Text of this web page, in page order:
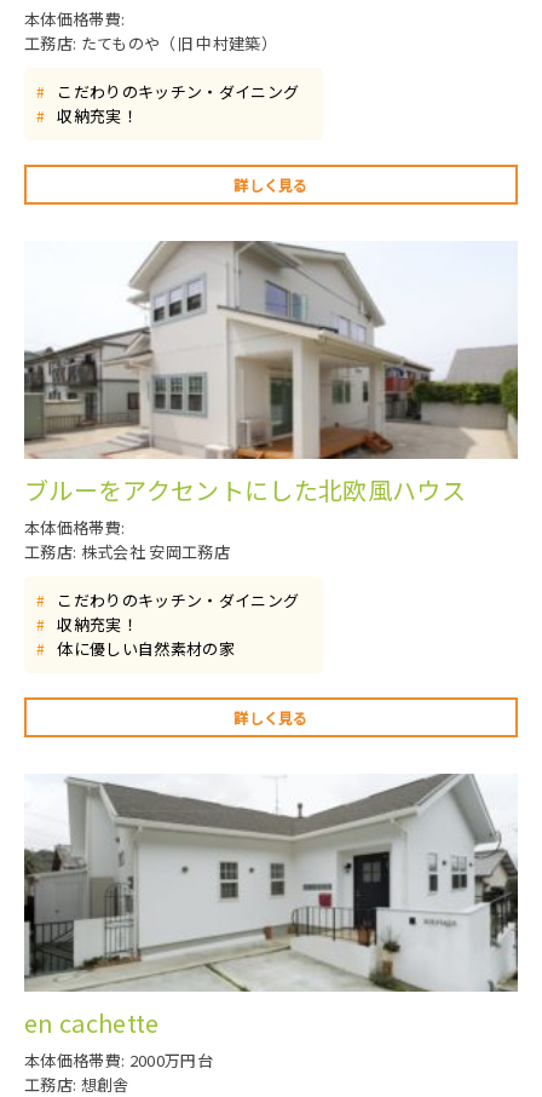
本体価格帯費:
工務店: たてものや（旧 中村建築）
# こだわりのキッチン・ダイニング
# 収納充実！
詳しく見る
ブルーをアクセントにした北欧風ハウス
本体価格帯費:
工務店: 株式会社 安岡工務店
# こだわりのキッチン・ダイニング
# 収納充実！
# 体に優しい自然素材の家
詳しく見る
en cachette
本体価格帯費: 2000万円台
工務店: 想創舎